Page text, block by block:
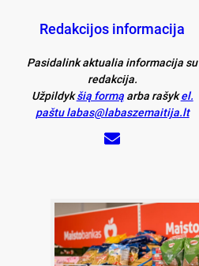
Redakcijos informacija
Pasidalink aktualia informacija su
redakcija.
Užpildykšią formąarba rašykel.
paštu labas@labaszemaitija.lt